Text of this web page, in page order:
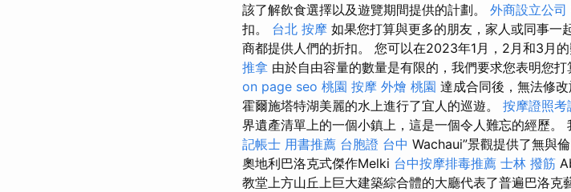
該了解飲食選擇以及遊覽期間提供的計劃。 外商設立公司
扣。 台北 按摩 如果您打算與更多的朋友，家人或同事一
商都提供人們的折扣。 您可以在2023年1月，2月和3月
推拿 由於自由容量的數量是有限的，我們要求您表明您
on page seo 桃園 按摩 外燴 桃園 達成合同後，無法修
霍爾施塔特湖美麗的水上進行了宜人的巡遊。 按摩證照考
界遺產清單上的一個小鎮上，這是一個令人難忘的經歷
記帳士 用書推薦 台胞證 台中 Wachaui”景觀提供了無與
奧地利巴洛克式傑作Melki 台中按摩排毒推薦 士林 撥筋
教堂上方山丘上巨大建築綜合體的大廳代表了普遍巴洛克